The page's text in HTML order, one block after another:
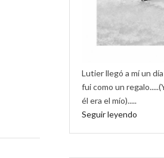
Lutier llegó a mí un
fui como un
él era el mío).....
Seguir leyendo